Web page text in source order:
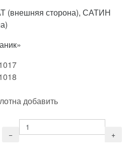
(внешняя сторона), САТИН
добавить